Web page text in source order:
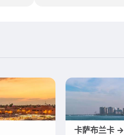
卡萨布兰卡 →